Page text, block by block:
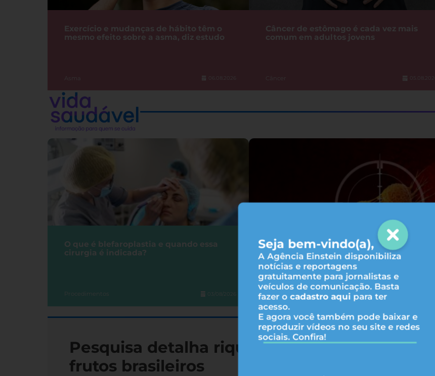
Seja bem-vindo(a),
A Agência Einstein disponibiliza
notícias e reportagens
gratuitamente para jornalistas e
veículos de comunicação. Basta
fazer ocadastro aqui para ter
acesso.
E agora você também pode baixar e
reproduzir vídeos no seu site e redes
sociais. Confira!
Exercício e mudanças de hábito têm o
mesmo efeito sobre a asma, diz estudo
Asma 06.08.2026
Câncer de estômago é cada vez mais
comum em adultos jovens
Câncer 05.08.2026
O que é blefaroplastia e quando essa
cirurgia é indicada?
Procedimentos 03/08/2026
Como as terapias-alvo agem no
tratamento do câncer?
Oncologia
Pesquisa detalha riqueza nutricional de 19
frutos brasileiros